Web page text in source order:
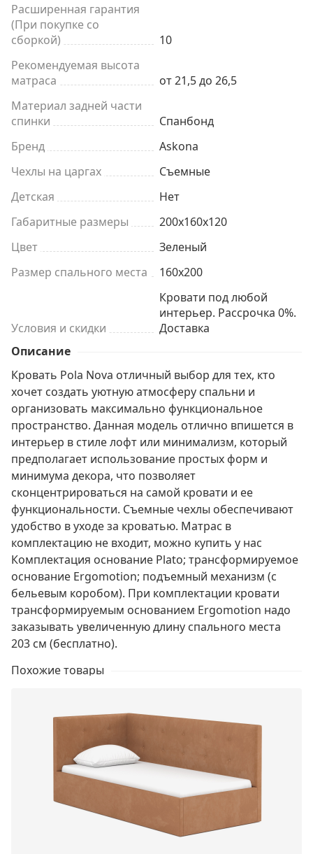
Расширенная гарантия
(При покупке со
сборкой)
10
Рекомендуемая высота
матраса
от 21,5 до 26,5
Материал задней части
спинки
Спанбонд
Бренд
Askona
Чехлы на царгах
Съемные
Детская
Нет
Габаритные размеры
200x160x120
Цвет
Зеленый
Размер спального места
160x200
Условия и скидки
Кровати под любой
интерьер. Рассрочка 0%.
Доставка
Описание
Кровать Pola Nova отличный выбор для тех, кто
хочет создать уютную атмосферу спальни и
организовать максимально функциональное
пространство. Данная модель отлично впишется в
интерьер в стиле лофт или минимализм, который
предполагает использование простых форм и
минимума декора, что позволяет
сконцентрироваться на самой кровати и ее
функциональности. Съемные чехлы обеспечивают
удобство в уходе за кроватью. Матрас в
комплектацию не входит, можно купить у нас
Комплектация основание Plato; трансформируемое
основание Ergomotion; подъемный механизм (с
бельевым коробом). При комплектации кровати
трансформируемым основанием Ergomotion надо
заказывать увеличенную длину спального места
203 см (бесплатно).
Похожие товары